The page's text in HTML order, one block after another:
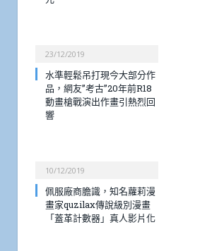
23/12/2019
水準輕鬆吊打現今大部分作
品，網友”考古”20年前R18
動畫槍戰演出作畫引熱烈回
響
10/12/2019
佩服廠商膽識，知名蘿莉漫
畫家quzilax傳說級別漫畫
「蓋革計數器」真人影片化